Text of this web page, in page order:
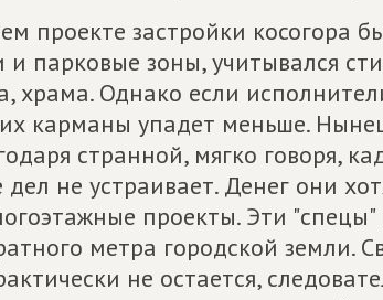
проекте застройки косогора
парковые зоны, учитывался
храма. Однако если
их карманы упадет меньше.
странной, мягко говоря,
не устраивает. Денег они
проекты. Эти
метра городской земли.
не остается,